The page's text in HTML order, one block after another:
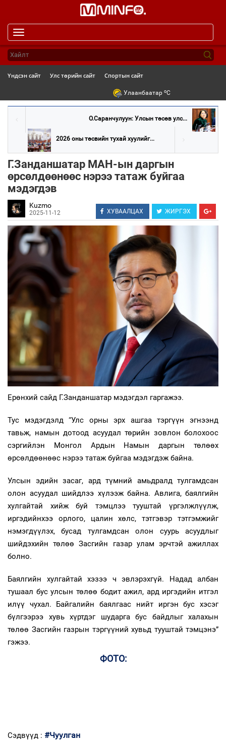
navigation
Үндсэн сайт Улс төрийн сайт Спортын сайт
Улаанбаатар oC
О.Саранчулуун: Улсын төсөв улс...
2026 оны төсвийн тухай хуулийг...
Г.Занданшатар МАН-ын даргын
өрсөлдөөнөөс нэрээ татаж буйгаа
мэдэгдэв
Kuzmo
2025-11-12 ХУВААЛЦАХ ЖИРГЭХ
Ерөнхий сайд Г.Занданшатар мэдэгдэл гаргажээ.
Тус мэдэгдэлд “Улс орны эрх ашгаа тэргүүн эгнээнд
тавьж, намын дотоод асуудал төрийн зовлон болохоос
сэргийлэн Монгол Ардын Намын даргын төлөөх
өрсөлдөөнөөс нэрээ татаж буйгаа мэдэгдэж байна.
Улсын эдийн засаг, ард түмний амьдралд тулгамдсан
олон асуудал шийдлээ хүлээж байна. Авлига, баялгийн
хулгайтай хийж буй тэмцлээ тууштай үргэлжлүүлж,
иргэдийнхээ орлого, цалин хөлс, тэтгэвэр тэтгэмжийг
нэмэгдүүлэх, бусад тулгамдсан олон суурь асуудлыг
шийдэхийн төлөө Засгийн газар улам эрчтэй ажиллах
болно.
Баялгийн хулгайтай хэзээ ч эвлэрэхгүй. Надад албан
тушаал бус улсын төлөө бодит ажил, ард иргэдийн итгэл
илүү чухал. Байгалийн баялгаас нийт иргэн бус хэсэг
бүлгээрээ хувь хүртдэг шударга бус байдлыг халахын
төлөө Засгийн газрын тэргүүний хувьд тууштай тэмцэнэ”
гэжээ.
ФОТО:
Сэдвүүд : #Чуулган